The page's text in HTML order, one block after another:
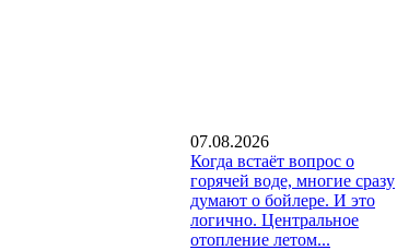
07.08.2026
Когда встаёт вопрос о
горячей воде, многие сразу
думают о бойлере. И это
логично. Центральное
отопление летом...